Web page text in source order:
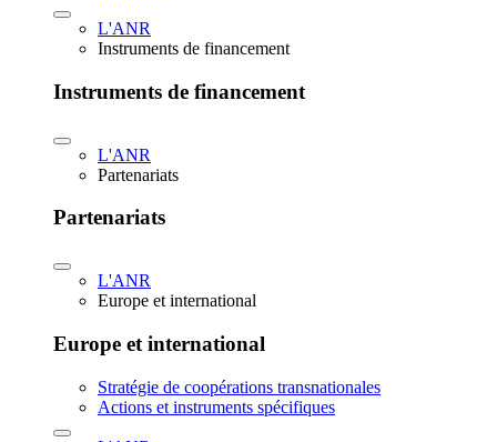
L'ANR
Instruments de financement
Instruments de financement
L'ANR
Partenariats
Partenariats
L'ANR
Europe et international
Europe et international
Stratégie de coopérations transnationales
Actions et instruments spécifiques